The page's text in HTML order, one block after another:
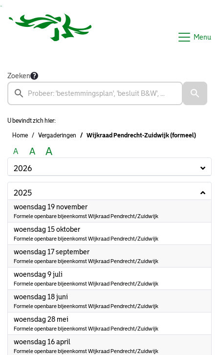
Menu
Zoeken
U bevindt zich hier:
Home Vergaderingen Wijkraad Pendrecht-Zuidwijk (formeel)
A A A
2026
2025
woensdag 19 november2025
Formele openbare bijeenkomst Wijkraad Pendrecht/Zuidwijk
woensdag 15 oktober2025
Formele openbare bijeenkomst Wijkraad Pendrecht/Zuidwijk
woensdag 17 september2025
Formele openbare bijeenkomst Wijkraad Pendrecht/Zuidwijk
woensdag 9 juli
Formele openbare bijeenkomst Wijkraad Pendrecht/Zuidwijk
woensdag 18 juni
Formele openbare bijeenkomst Wijkraad Pendrecht/Zuidwijk
woensdag 28 mei
Formele openbare bijeenkomst Wijkraad Pendrecht/Zuidwijk
woensdag 16 april
Formele openbare bijeenkomst Wijkraad Pendrecht/Zuidwijk